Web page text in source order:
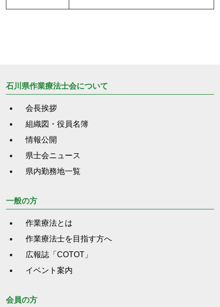
石川県作業療法士会について
会長挨拶
組織図・役員名簿
情報公開
県士会ニュース
県内勤務地一覧
一般の方
作業療法とは
作業療法士を目指す方へ
広報誌「COTOT」
イベント案内
会員の方